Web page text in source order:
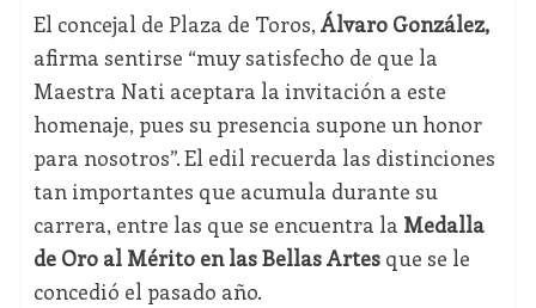
El concejal de Plaza de Toros, Álvaro González,
afirma sentirse “muy satisfecho de que la
Maestra Nati aceptara la invitación a este
homenaje, pues su presencia supone un honor
para nosotros”. El edil recuerda las distinciones
tan importantes que acumula durante su
carrera, entre las que se encuentra la Medalla
de Oro al Mérito en las Bellas Artes que se le
concedió el pasado año.